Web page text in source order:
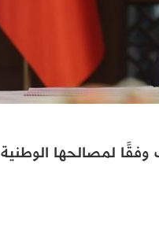
لمصالحها الوطنية